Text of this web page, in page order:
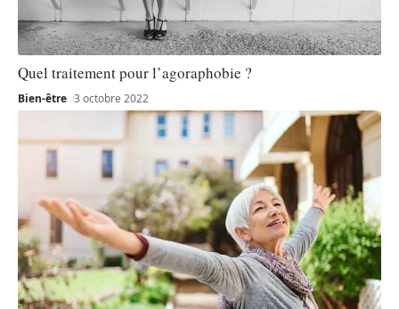
Quel traitement pour l’agoraphobie ?
Bien-être 3 octobre 2022